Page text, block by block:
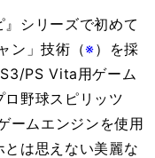
』シリーズで初めて
ン」技術（※）を採
PS Vita用ゲーム
ロ野球スピリッツ
ームエンジンを使用
とは思えない美麗な